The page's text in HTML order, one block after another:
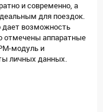
и современно, а
для поездок.
дает возможность
отмечены аппаратные
модуль и
личных данных.